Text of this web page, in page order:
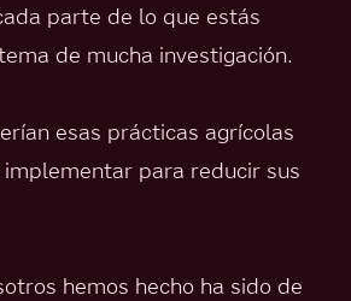
parte de lo que estás
de mucha investigación.
esas prácticas agrícolas
para reducir sus
hemos hecho ha sido de